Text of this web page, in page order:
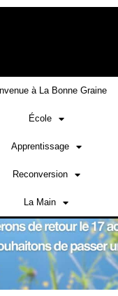
à La Bonne Graine
École
Apprentissage
Reconversion
La Main